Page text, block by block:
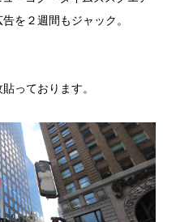
を２週間もジャック。
っております。